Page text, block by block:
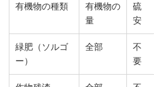
有機物の種類
有機物の
量
硫
安
緑肥（ソルゴ
ー）
全部
不
要